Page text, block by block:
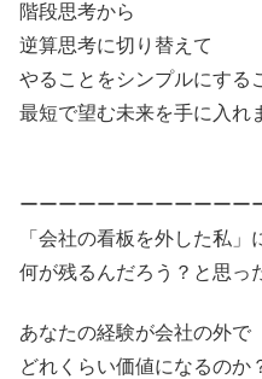
階段思考から
逆算思考に切り替えて
やることをシンプルにする
最短で望む未来を手に入れ
ーーーーーーーーーーーー
「会社の看板を外した私」
何が残るんだろう？と思っ
あなたの経験が会社の外で
どれくらい価値になるのか